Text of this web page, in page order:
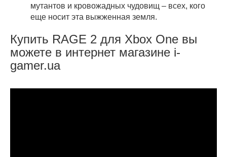
мутантов и кровожадных чудовищ – всех, кого
еще носит эта выжженная земля.
Купить RAGE 2 для Xbox One вы
можете в интернет магазине i-
gamer.ua